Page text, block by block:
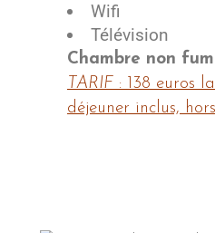
Wifi
Télévision
Chambre non
TARIF : 138 euros
déjeuner inclus,